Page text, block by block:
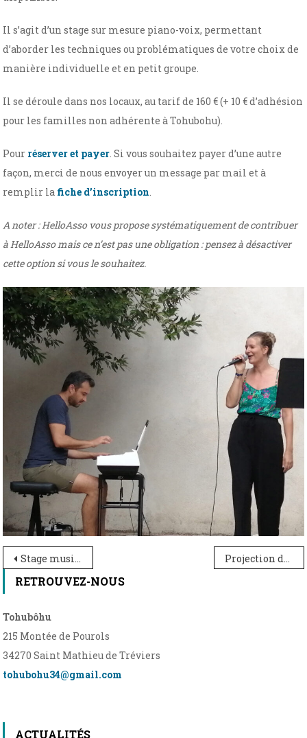
Il s’agit d’un stage sur mesure piano-voix, permettant
d’aborder les techniques ou problématiques de votre choix de
manière individuelle et en petit groupe.
Il se déroule dans nos locaux, au tarif de 160 € (+ 10 € d’adhésion
pour les familles non adhérente à Tohubohu).
Pour réserver et payer. Si vous souhaitez payer d’une autre
façon, merci de nous envoyer un message par mail et à
remplir la fiche d’inscription.
A noter : HelloAsso vous propose systématiquement de contribuer
à HelloAsso mais ce n’est pas une obligation : pensez à désactiver
cette option si vous le souhaitez.
Navigation
de
l’article
Stage musique et théâtre du 19 au 23 février Projection du film de l’atelier Cinéma
RETROUVEZ-NOUS
Tohubôhu
215 Montée de Pourols
34270 Saint Mathieu de Tréviers
tohubohu34@gmail.com
ACTUALITÉS